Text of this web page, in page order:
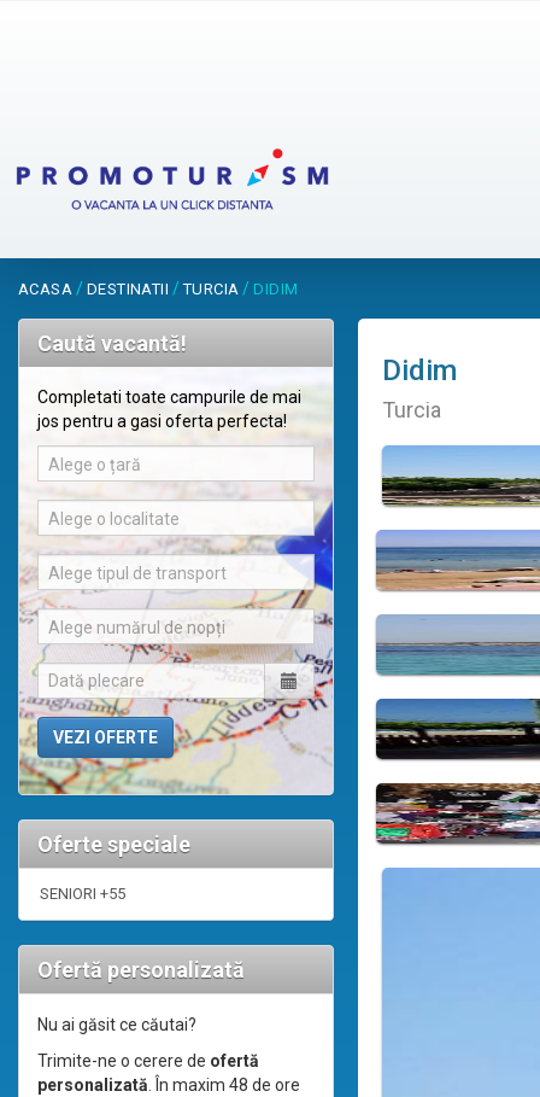
ACASA / DESTINATII /TURCIA / DIDIM
Caută vacantă!
Completati toate campurile de mai
jos pentru a gasi oferta perfecta!
Alege o țară
Alege o localitate
Alege tipul de transport
Alege numărul de nopți
Oferte speciale
SENIORI +55
Ofertă personalizată
Nu ai găsit ce căutai?
Trimite-ne o cerere de ofertă
personalizată. În maxim 48 de ore
Didim
Turcia